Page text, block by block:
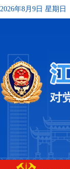
2026年8月9日 星期日